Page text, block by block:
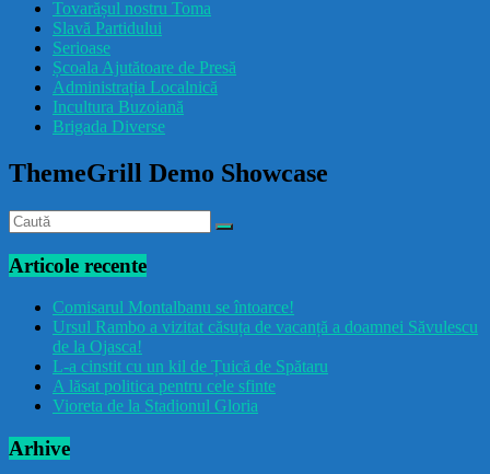
drăcușorulbuzoian
Tovarășul nostru Toma
Slavă Partidului
Serioase
Școala Ajutătoare de Presă
Administrația Localnică
Incultura Buzoiană
Brigada Diverse
ThemeGrill Demo Showcase
Articole recente
Comisarul Montalbanu se întoarce!
Ursul Rambo a vizitat căsuța de vacanță a doamnei Săvulescu
de la Ojasca!
L-a cinstit cu un kil de Țuică de Spătaru
A lăsat politica pentru cele sfinte
Vioreta de la Stadionul Gloria
Arhive